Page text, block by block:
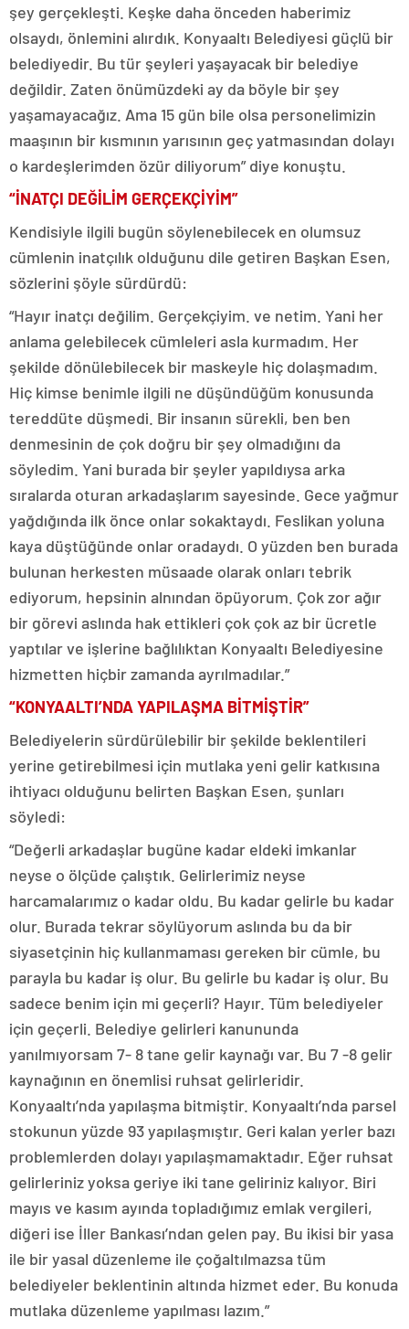
şey gerçekleşti. Keşke daha önceden haberimiz
olsaydı, önlemini alırdık. Konyaaltı Belediyesi güçlü bir
belediyedir. Bu tür şeyleri yaşayacak bir belediye
değildir. Zaten önümüzdeki ay da böyle bir şey
yaşamayacağız. Ama 15 gün bile olsa personelimizin
maaşının bir kısmının yarısının geç yatmasından dolayı
o kardeşlerimden özür diliyorum” diye konuştu.
“İNATÇI DEĞİLİM GERÇEKÇİYİM”
Kendisiyle ilgili bugün söylenebilecek en olumsuz
cümlenin inatçılık olduğunu dile getiren Başkan Esen,
sözlerini şöyle sürdürdü:
“Hayır inatçı değilim. Gerçekçiyim. ve netim. Yani her
anlama gelebilecek cümleleri asla kurmadım. Her
şekilde dönülebilecek bir maskeyle hiç dolaşmadım.
Hiç kimse benimle ilgili ne düşündüğüm konusunda
tereddüte düşmedi. Bir insanın sürekli, ben ben
denmesinin de çok doğru bir şey olmadığını da
söyledim. Yani burada bir şeyler yapıldıysa arka
sıralarda oturan arkadaşlarım sayesinde. Gece yağmur
yağdığında ilk önce onlar sokaktaydı. Feslikan yoluna
kaya düştüğünde onlar oradaydı. O yüzden ben burada
bulunan herkesten müsaade olarak onları tebrik
ediyorum, hepsinin alnından öpüyorum. Çok zor ağır
bir görevi aslında hak ettikleri çok çok az bir ücretle
yaptılar ve işlerine bağlılıktan Konyaaltı Belediyesine
hizmetten hiçbir zamanda ayrılmadılar.”
“KONYAALTI’NDA YAPILAŞMA BİTMİŞTİR”
Belediyelerin sürdürülebilir bir şekilde beklentileri
yerine getirebilmesi için mutlaka yeni gelir katkısına
ihtiyacı olduğunu belirten Başkan Esen, şunları
söyledi:
“Değerli arkadaşlar bugüne kadar eldeki imkanlar
neyse o ölçüde çalıştık. Gelirlerimiz neyse
harcamalarımız o kadar oldu. Bu kadar gelirle bu kadar
olur. Burada tekrar söylüyorum aslında bu da bir
siyasetçinin hiç kullanmaması gereken bir cümle, bu
parayla bu kadar iş olur. Bu gelirle bu kadar iş olur. Bu
sadece benim için mi geçerli? Hayır. Tüm belediyeler
için geçerli. Belediye gelirleri kanununda
yanılmıyorsam 7- 8 tane gelir kaynağı var. Bu 7 -8 gelir
kaynağının en önemlisi ruhsat gelirleridir.
Konyaaltı’nda yapılaşma bitmiştir. Konyaaltı’nda parsel
stokunun yüzde 93 yapılaşmıştır. Geri kalan yerler bazı
problemlerden dolayı yapılaşmamaktadır. Eğer ruhsat
gelirleriniz yoksa geriye iki tane geliriniz kalıyor. Biri
mayıs ve kasım ayında topladığımız emlak vergileri,
diğeri ise İller Bankası’ndan gelen pay. Bu ikisi bir yasa
ile bir yasal düzenleme ile çoğaltılmazsa tüm
belediyeler beklentinin altında hizmet eder. Bu konuda
mutlaka düzenleme yapılması lazım.”